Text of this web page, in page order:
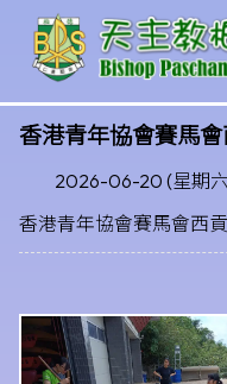
香港青年協會賽馬
2026-06-20 (星期
香港青年協會賽馬會西